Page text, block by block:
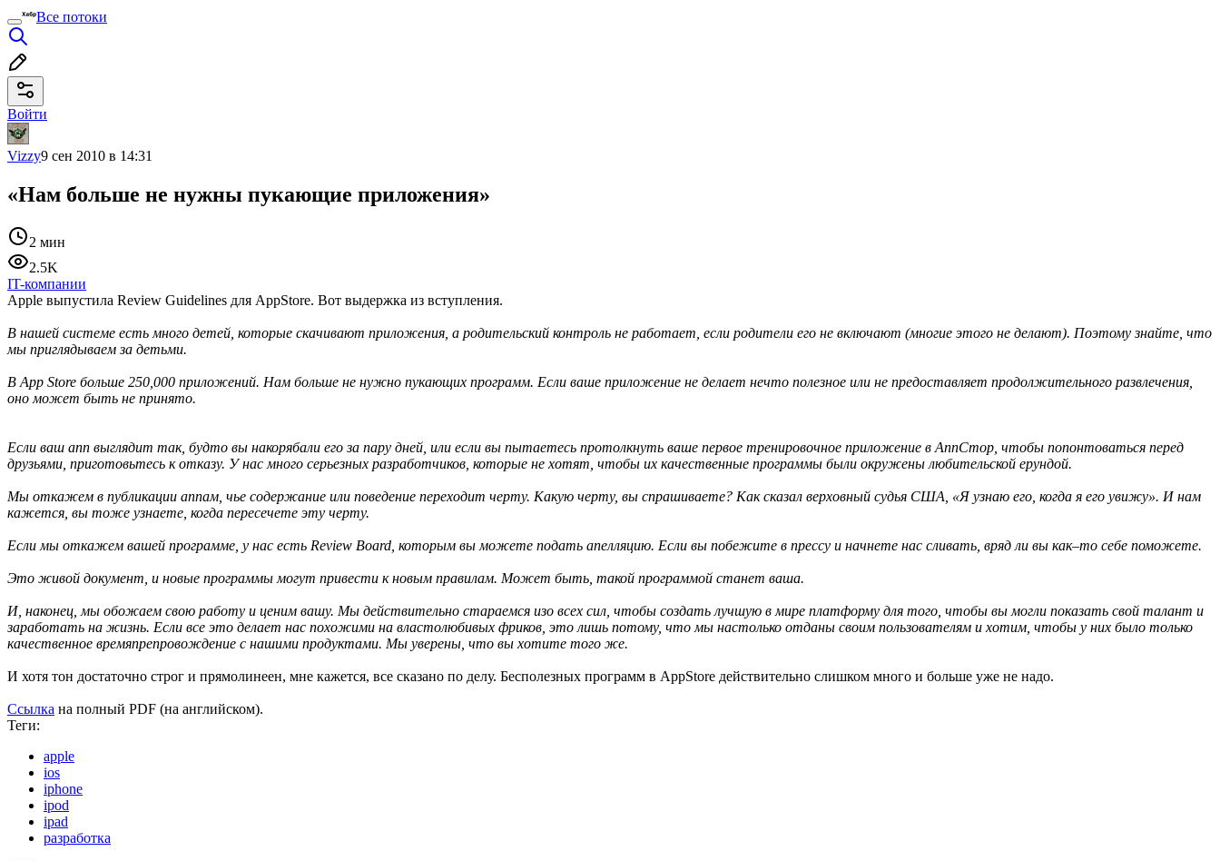
Все потоки
Войти
Vizzy9 сен 2010 в 14:31
«Нам больше не нужны пукающие приложения»
2 мин
2.5K
IT-компании
Apple выпустила Review Guidelines для AppStore. Вот выдержка из вступления.
В нашей системе есть много детей, которые скачивают приложения, а родительский контроль не работает, если родители его не включают (многие этого не делают). Поэтому знайте, что
мы приглядываем за детьми.
В App Store больше 250,000 приложений. Нам больше не нужно пукающих программ. Если ваше приложение не делает нечто полезное или не предоставляет продолжительного развлечения,
оно может быть не принято.
Если ваш апп выглядит так, будто вы накорябали его за пару дней, или если вы пытаетесь протолкнуть ваше первое тренировочное приложение в АппСтор, чтобы попонтоваться перед
друзьями, приготовьтесь к отказу. У нас много серьезных разработчиков, которые не хотят, чтобы их качественные программы были окружены любительской ерундой.
Мы откажем в публикации аппам, чье содержание или поведение переходит черту. Какую черту, вы спрашиваете? Как сказал верховный судья США, «Я узнаю его, когда я его увижу». И нам
кажется, вы тоже узнаете, когда пересечете эту черту.
Если мы откажем вашей программе, у нас есть Review Board, которым вы можете подать апелляцию. Если вы побежите в прессу и начнете нас сливать, вряд ли вы как–то себе поможете.
Это живой документ, и новые программы могут привести к новым правилам. Может быть, такой программой станет ваша.
И, наконец, мы обожаем свою работу и ценим вашу. Мы действительно стараемся изо всех сил, чтобы создать лучшую в мире платформу для того, чтобы вы могли показать свой талант и
заработать на жизнь. Если все это делает нас похожими на властолюбивых фриков, это лишь потому, что мы настолько отданы своим пользователям и хотим, чтобы у них было только
качественное времяпрепровождение с нашими продуктами. Мы уверены, что вы хотите того же.
И хотя тон достаточно строг и прямолинеен, мне кажется, все сказано по делу. Бесполезных программ в AppStore действительно слишком много и больше уже не надо.
Ссылка на полный PDF (на английском).
Теги:
apple
ios
iphone
ipod
ipad
разработка